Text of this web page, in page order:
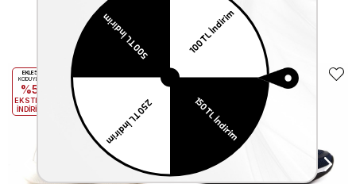
Benzer Ürünler
EKLE5
KODUYLA
%5
EKSTRA
İNDİRİM
KODUYLA
EKSTRA
İNDİRİM